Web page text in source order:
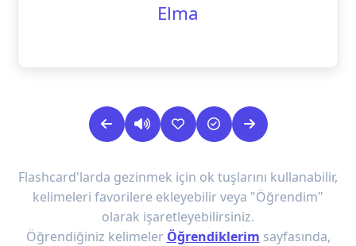
Elma
Flashcard'larda gezinmek için ok tuşlarını kullanabilir,
kelimeleri favorilere ekleyebilir veya "Öğrendim"
olarak işaretleyebilirsiniz.
Öğrendiğiniz kelimeler Öğrendiklerim sayfasında,